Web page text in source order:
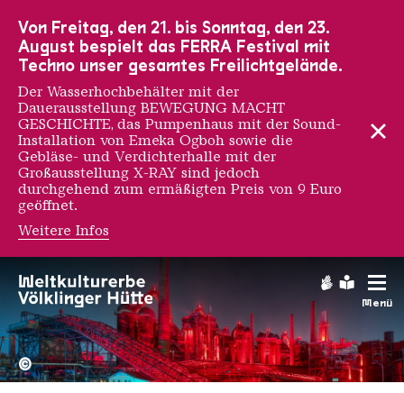
Menü
Erosie
Hochofengruppe in Rot
Copyright:
©
Von Freitag, den 21. bis Sonntag, den 23.
August bespielt das FERRA Festival mit
Techno unser gesamtes Freilichtgelände.
Der Wasserhochbehälter mit der
Dauerausstellung BEWEGUNG MACHT
GESCHICHTE, das Pumpenhaus mit der Sound-
Installation von Emeka Ogboh sowie die
Gebläse- und Verdichterhalle mit der
Großausstellung X-RAY sind jedoch
durchgehend zum ermäßigten Preis von 9 Euro
geöffnet.
Weitere Infos